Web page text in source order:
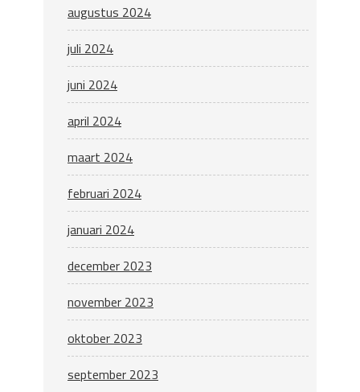
augustus 2024
juli 2024
juni 2024
april 2024
maart 2024
februari 2024
januari 2024
december 2023
november 2023
oktober 2023
september 2023